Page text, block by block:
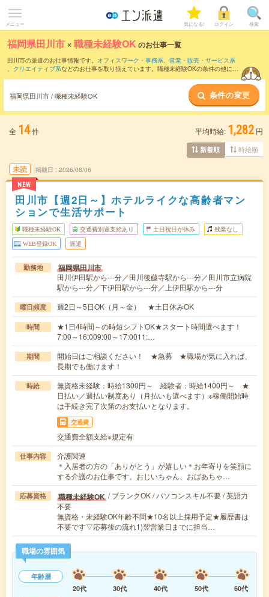
メニュー 気になる! ログイン 検索
福岡県田川市 ×職種未経験OK のお仕事一覧
田川市の派遣のお仕事情報です。 オフィスワーク・事務系、 営業・販売・サービス系
、 クリエイティブ系などのお仕事を取り揃えています。職種未経験OKの条件の他に、
福岡県田川市 / 職種未経験OK 条件の変更
全 14件 平均時給: 1,282 円
新着順 時給順
未読
NEW
掲載日 2026/08/06
田川市【週2日～】ホテルライクな高齢者マン
ションで生活サポート
職種未経験OK 交通費別途支給あり 土日祝日が休み 残業なし
WEB登録OK 派遣
勤務地 福岡県田川市
田川伊田駅から---分／田川後藤寺駅から---分／田川市立病院
駅から---分／下伊田駅から---分／上伊田駅から---分
曜日頻度 週2日～5日OK（月～金） ★土日休みOK
時間
★1日4時間～の時短シフトOK★スタート時間選べます！
7:00～16:009:00～17:0011:…
期間
開始日はご相談ください！ ★急募 ★職場が気に入れば、
長期でも働けます！
時給
無資格未経験：時給1300円～ 経験者：時給1400円～ ★
日払い／週払い制度あり（月払いも選べます）※稼働開始時
は手続き完了次第のお支払いとなります。
交通費
交通費全額支給※規定有
仕事内容
介護関連
＊入居者の方の「ありがとう」が嬉しい＊お年寄りを笑顔に
する介護のお仕事です。おじいちゃん、おばあちゃ…
応募資格 職種未経験OK / ブランクOK / パソコンスキル不要 / 英語力
不要
無資格・未経験OK年齢不問★10名以上採用予定★履歴書は
不要です▽応募後の流れ1)翌営業日までに担当…
職場の雰囲気
年齢層
20代
30代 40代 50代
60代